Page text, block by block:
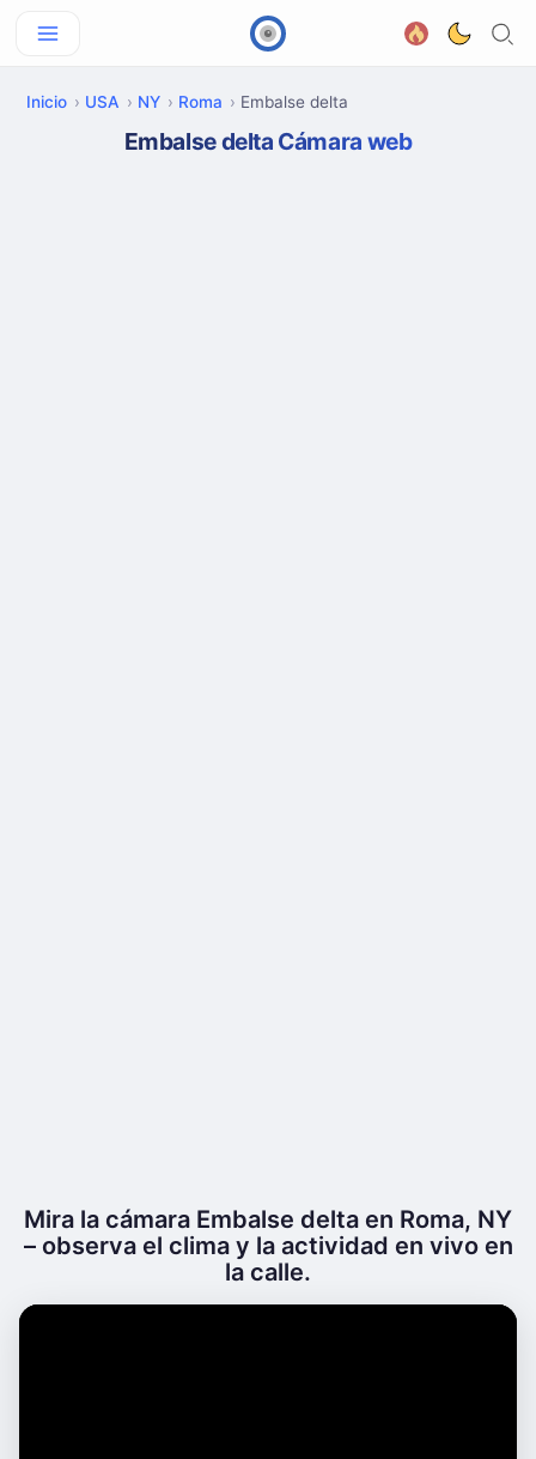
Inicio USA NY Roma Embalse delta
Embalse delta Cámara web
Mira la cámara Embalse delta en Roma, NY
– observa el clima y la actividad en vivo en
la calle.